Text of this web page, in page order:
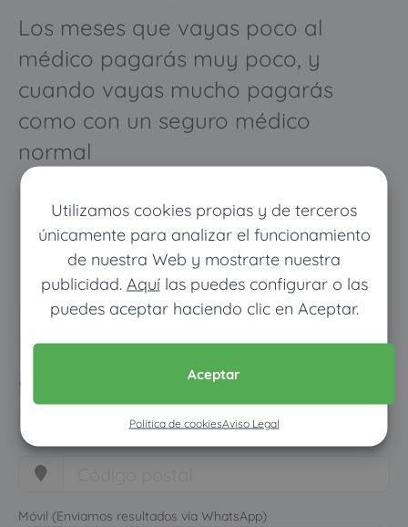
Utilizamos cookies propias y de terceros
únicamente para analizar el funcionamiento
de nuestra Web y mostrarte nuestra
publicidad. Aquílas puedes configurar o las
puedes aceptar haciendo clic en Aceptar.
Aceptar
Política de cookiesAviso Legal
Los meses que vayas poco al
médico pagarás muy poco, y
cuando vayas mucho pagarás
como con un seguro médico
normal
Pon tus datos y descubre
cuánto dinero ahorrarías
Móvil (Enviamos resultados vía WhatsApp)